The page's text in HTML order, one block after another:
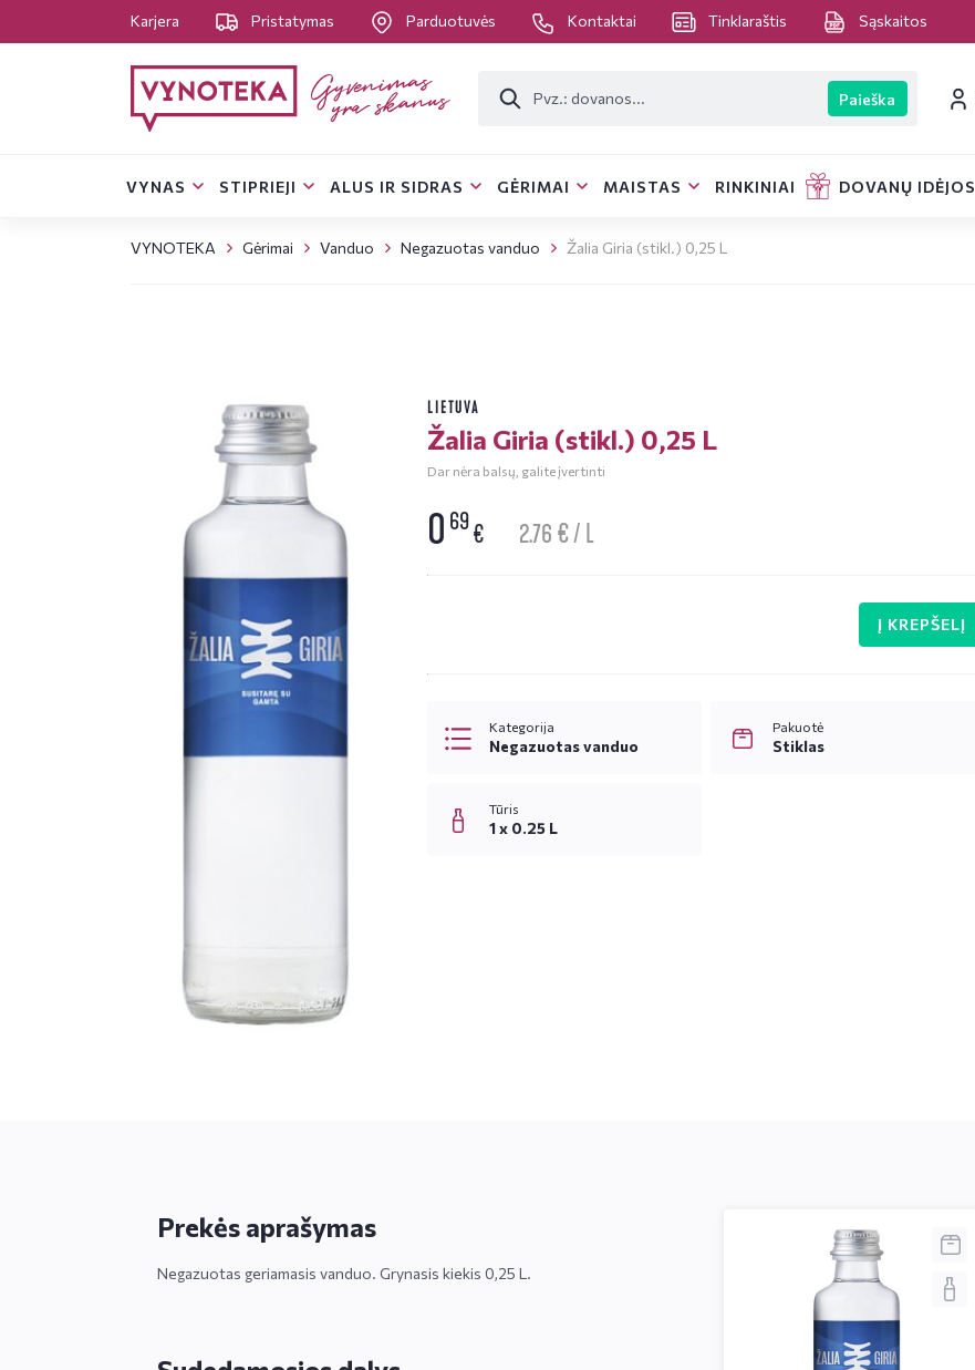
Karjera Pristatymas Parduotuvės Kontaktai Tinklaraštis Sąskaitos
Paieška
VYNAS STIPRIEJI ALUS IR SIDRAS GĖRIMAI MAISTAS RINKINIAI DOVANŲ IDĖJOS
VYNOTEKA Gėrimai Vanduo Negazuotas vanduo Žalia Giria (stikl.) 0,25 L
LIETUVA
Žalia Giria (stikl.) 0,25 L
Dar nėra balsų, galite įvertinti
0 69€ 2.76 € / L
Į KREPŠELĮ
Kategorija
Negazuotas vanduo
Pakuotė
Stiklas
Tūris
1 x 0.25 L
Prekės aprašymas
Negazuotas geriamasis vanduo. Grynasis kiekis 0,25 L.